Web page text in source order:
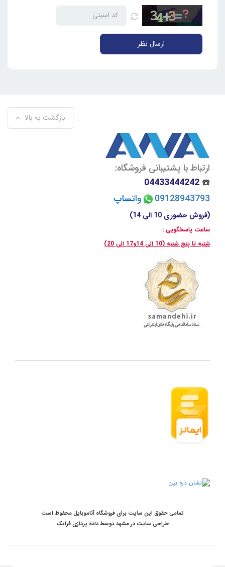
ارسال نظر
بازگشت به بالا
ارتباط با پشتیبانی فروشگاه:
☎️
04433444242
09128943793
واتساپ
(فروش حضوری 10 الی 14)
ساعت پاسخگویی :
شنبه تا پنج شنبه (10 الی 14و17 الی 20)
تمامی حقوق این سایت برای فروشگاه آناموبایل محفوظ است
طراحی سایت در مشهد توسطداده پردازی فراتک